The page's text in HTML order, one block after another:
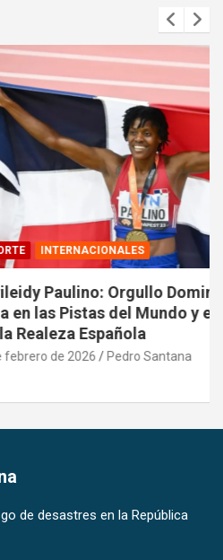
Dominicano que
Mundo y es Reconocida
Santana
de desastres en la República